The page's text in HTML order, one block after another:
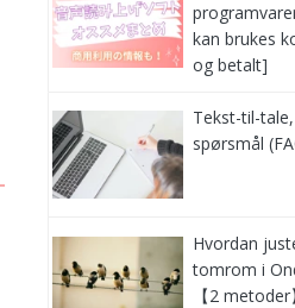
kan brukes
og betalt]
Tekst-til-
spørsmål
Hvordan
tomrom i
【2 metoder